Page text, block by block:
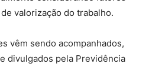
valorização do trabalho.
vêm sendo acompanhados,
divulgados pela Previdência